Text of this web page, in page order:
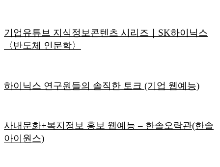
기업유튜브 지식정보콘텐츠 시리즈｜SK하이닉스
〈반도체 인문학〉
하이닉스 연구원들의 솔직한 토크 (기업 웹예능)
사내문화+복지정보 홍보 웹예능 – 한솔오락관(한솔
아이원스)